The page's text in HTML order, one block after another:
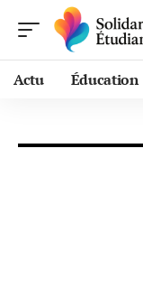
Actu Éducation